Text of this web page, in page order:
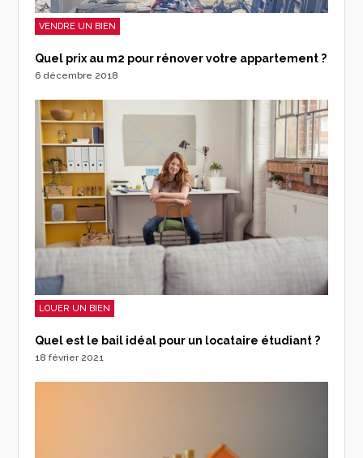
VENDRE UN BIEN
Quel prix au m2 pour rénover votre appartement ?
6 décembre 2018
LOUER UN BIEN
Quel est le bail idéal pour un locataire étudiant ?
18 février 2021